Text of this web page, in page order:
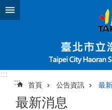
跳到主要內容區塊
:::
:::
首頁 公告資訊 最
最新消息